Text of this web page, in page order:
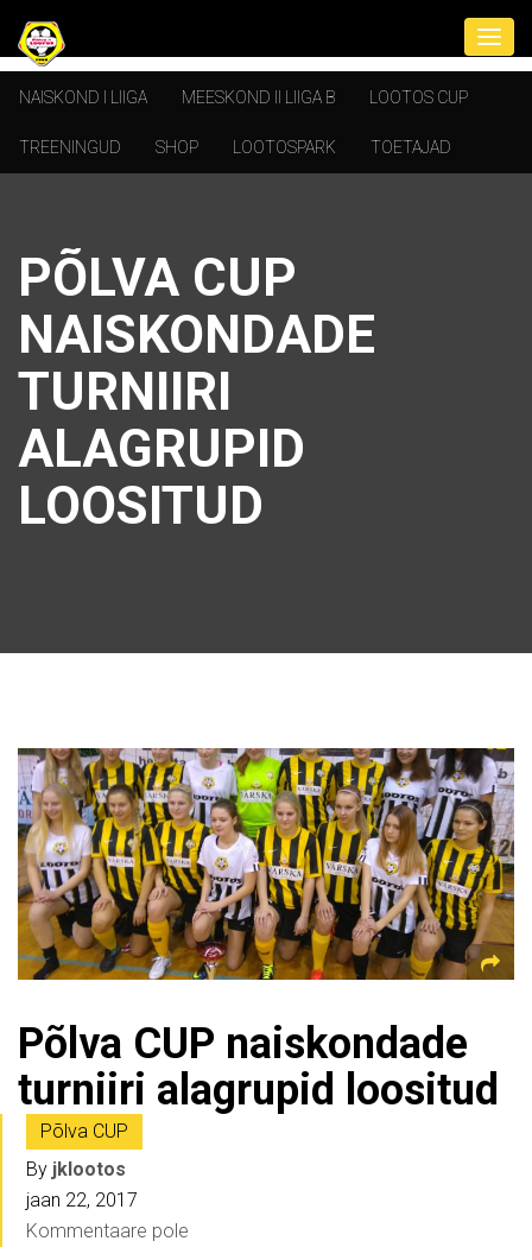
NAISKOND I LIIGA MEESKOND II LIIGA B LOOTOS CUP
TREENINGUD SHOP LOOTOSPARK TOETAJAD
PÕLVA CUP
NAISKONDADE
TURNIIRI
ALAGRUPID
LOOSITUD
Põlva CUP naiskondade
turniiri alagrupid loositud
Põlva CUP
By jklootos
jaan 22, 2017
Kommentaare pole